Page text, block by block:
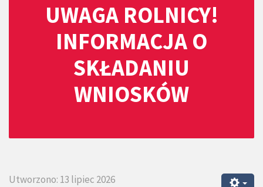
UWAGA ROLNICY!
INFORMACJA O
SKŁADANIU
WNIOSKÓW
Utworzono: 13 lipiec 2026